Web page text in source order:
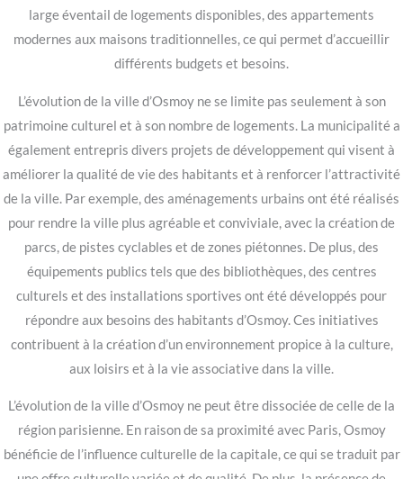
large éventail de logements disponibles, des appartements
modernes aux maisons traditionnelles, ce qui permet d’accueillir
différents budgets et besoins.
L’évolution de la ville d’Osmoy ne se limite pas seulement à son
patrimoine culturel et à son nombre de logements. La municipalité a
également entrepris divers projets de développement qui visent à
améliorer la qualité de vie des habitants et à renforcer l’attractivité
de la ville. Par exemple, des aménagements urbains ont été réalisés
pour rendre la ville plus agréable et conviviale, avec la création de
parcs, de pistes cyclables et de zones piétonnes. De plus, des
équipements publics tels que des bibliothèques, des centres
culturels et des installations sportives ont été développés pour
répondre aux besoins des habitants d’Osmoy. Ces initiatives
contribuent à la création d’un environnement propice à la culture,
aux loisirs et à la vie associative dans la ville.
L’évolution de la ville d’Osmoy ne peut être dissociée de celle de la
région parisienne. En raison de sa proximité avec Paris, Osmoy
bénéficie de l’influence culturelle de la capitale, ce qui se traduit par